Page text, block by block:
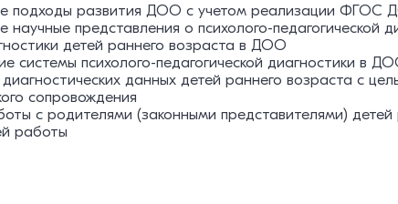
подходы развития ДОО с учетом реализации ФГОС
научные представления о психолого-
детей раннего возраста в ДОО
системы психолого-педагогической диагностики в
данных детей раннего возраста с
сопровождения
с родителями (законными представителями)
работы